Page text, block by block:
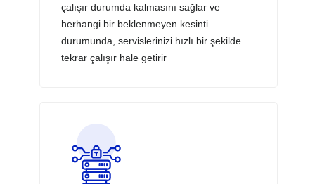
çalışır durumda kalmasını sağlar ve
herhangi bir beklenmeyen kesinti
durumunda, servislerinizi hızlı bir şekilde
tekrar çalışır hale getirir